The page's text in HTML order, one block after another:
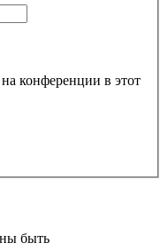
конференции в этот
быть